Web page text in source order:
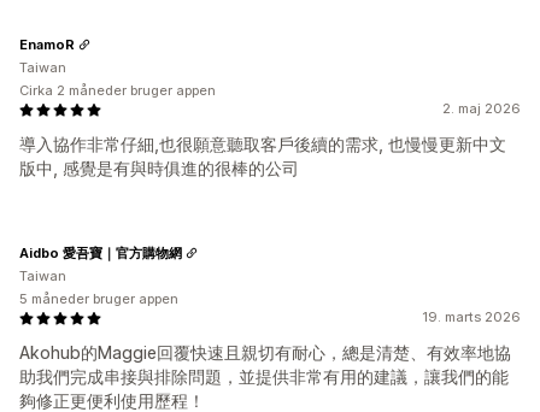
2. maj 2026
導入協作非常仔細,也很願意聽取客戶後續的需求, 也慢慢更新中文
版中, 感覺是有與時俱進的很棒的公司
EnamoR
Taiwan
Cirka 2 måneder bruger appen
19. marts 2026
Akohub的Maggie回覆快速且親切有耐心，總是清楚、有效率地協
助我們完成串接與排除問題，並提供非常有用的建議，讓我們的能
夠修正更便利使用歷程！
Aidbo 愛吾寶｜官方購物網
Taiwan
5 måneder bruger appen